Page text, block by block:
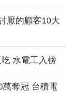
厭的顧客10大
水電工入榜
萬奪冠 台積電